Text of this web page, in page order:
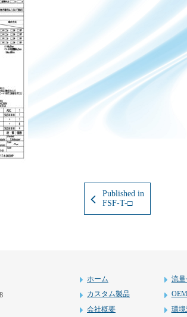
Published in
FSF-T-□
ホーム 流
カスタム製品
会社概要
環